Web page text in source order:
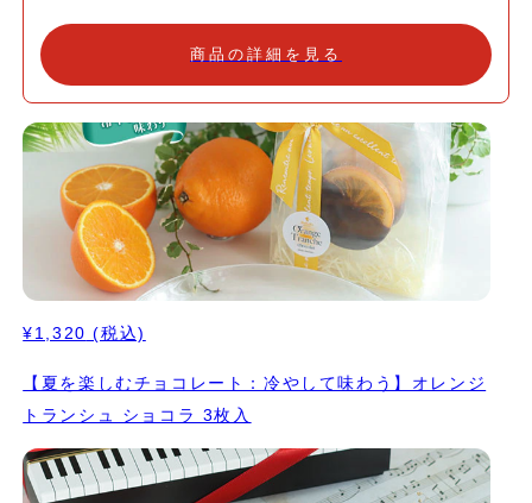
商品の詳細を見る
¥1,320 (税込)
【夏を楽しむチョコレート：冷やして味わう】オレンジ
トランシュ ショコラ 3枚入